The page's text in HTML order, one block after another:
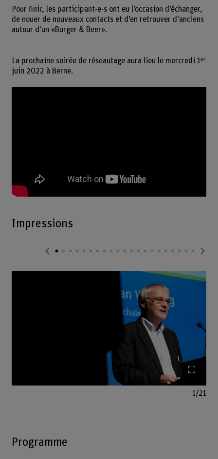
Pour finir, les participant-e-s ont eu l’occasion d’échanger,
de nouer de nouveaux contacts et d’en retrouver d’anciens
autour d’un «Burger & Beer».
La prochaine soirée de réseautage aura lieu le mercredi 1ᵉʳ
juin 2022 à Berne.
Impressions
1/21
Programme